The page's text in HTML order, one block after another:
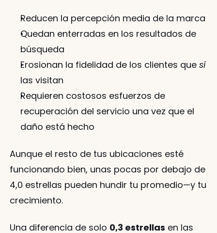
Reducen la percepción media de la marca
Quedan enterradas en los resultados de
búsqueda
Erosionan la fidelidad de los clientes que sí
las visitan
Requieren costosos esfuerzos de
recuperación del servicio una vez que el
daño está hecho
Aunque el resto de tus ubicaciones esté
funcionando bien, unas pocas por debajo de
4,0 estrellas pueden hundir tu promedio—y tu
crecimiento.
Una diferencia de solo 0,3 estrellas en las